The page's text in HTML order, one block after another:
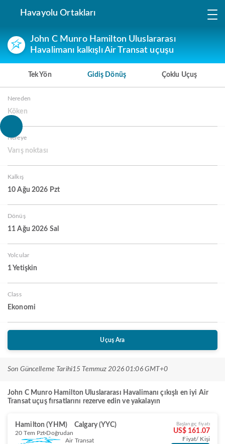
Havayolu Ortakları
John C Munro Hamilton Uluslararası
Havalimanı kalkışlı Air Transat uçuşu
Tek Yön Gidiş Dönüş Çoklu Uçuş
Nereden
Köken
Nereye
Varış noktası
Kalkış
10 Ağu 2026 Pzt
Dönüş
11 Ağu 2026 Sal
Yolcular
1 Yetişkin
Class
Ekonomi
Uçuş Ara
Son Güncelleme Tarihi15 Temmuz 2026 01:06 GMT+0
John C Munro Hamilton Uluslararası Havalimanı çıkışlı en iyi Air
Transat uçuş fırsatlarını rezerve edin ve yakalayın
Hamilton (YHM) Calgary (YYC)
20 Tem Pzt Doğrudan
Air Transat
Başlangıç fiyatı
US$ 161.07
Fiyat/ Kişi